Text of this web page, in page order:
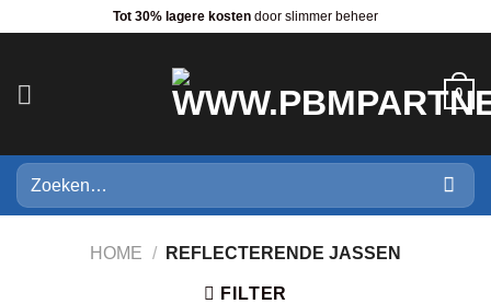
Tot 30% lagere kosten door slimmer beheer
0
Zoeken
naar:
HOME / REFLECTERENDE JASSEN
FILTER